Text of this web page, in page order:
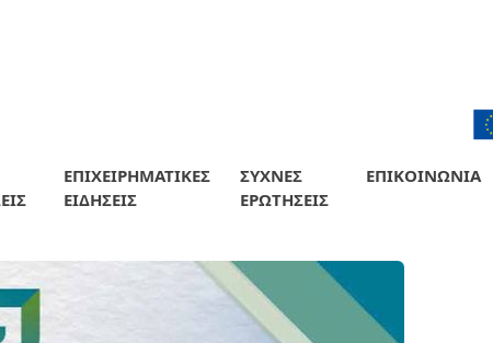
ΕΠΙΧΕΙΡΗΜΑΤΙΚΕΣ
ΕΙΔΗΣΕΙΣ
ΣΥΧΝΕΣ
ΕΡΩΤΗΣΕΙΣ
ΕΠΙΚΟΙΝΩΝΙΑ